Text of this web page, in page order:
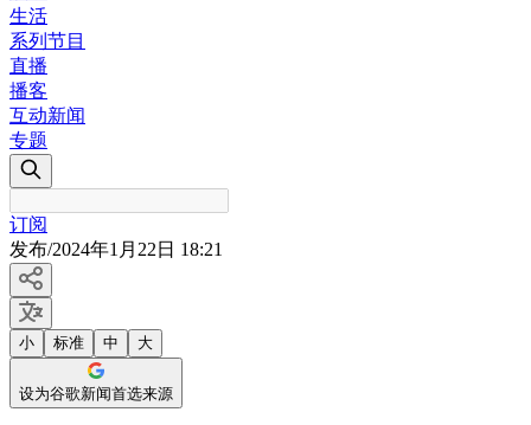
生活
系列节目
直播
播客
互动新闻
专题
订阅
发布/2024年1月22日 18:21
小 标准 中 大
设为谷歌新闻首选来源